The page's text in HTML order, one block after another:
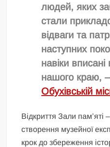
людей, яких
стали
відваги та
наступних
навіки вписані
нашого краю,
Обухівській
Відкриття Зали пам’яті
створення музейної
крок до збереження